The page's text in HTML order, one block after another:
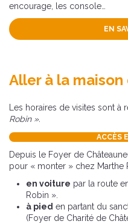
encourage, les console…
EN
Aller à la
Les horaires de visites sont à
Robin ».
ACCÈS
Depuis le Foyer de
pour « monter » chez Marthe
en voiture par la route
Robin ».
à pied en partant du
(Foyer de Charité de